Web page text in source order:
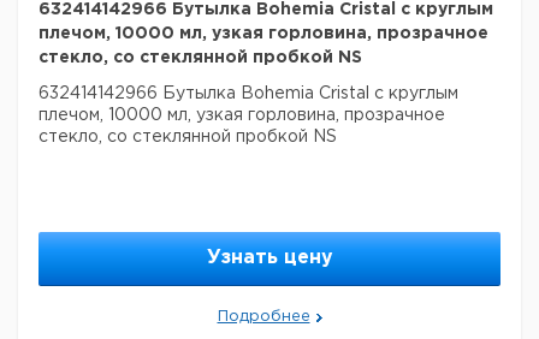
632414142966 Бутылка Bohemia Cristal с круглым
плечом, 10000 мл, узкая горловина, прозрачное
стекло, со стеклянной пробкой NS
632414142966 Бутылка Bohemia Cristal с круглым
плечом, 10000 мл, узкая горловина, прозрачное
стекло, со стеклянной пробкой NS
Узнать цену
Подробнее